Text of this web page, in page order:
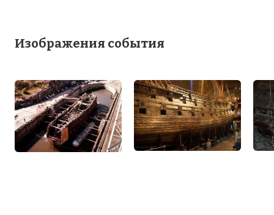
Изображения события